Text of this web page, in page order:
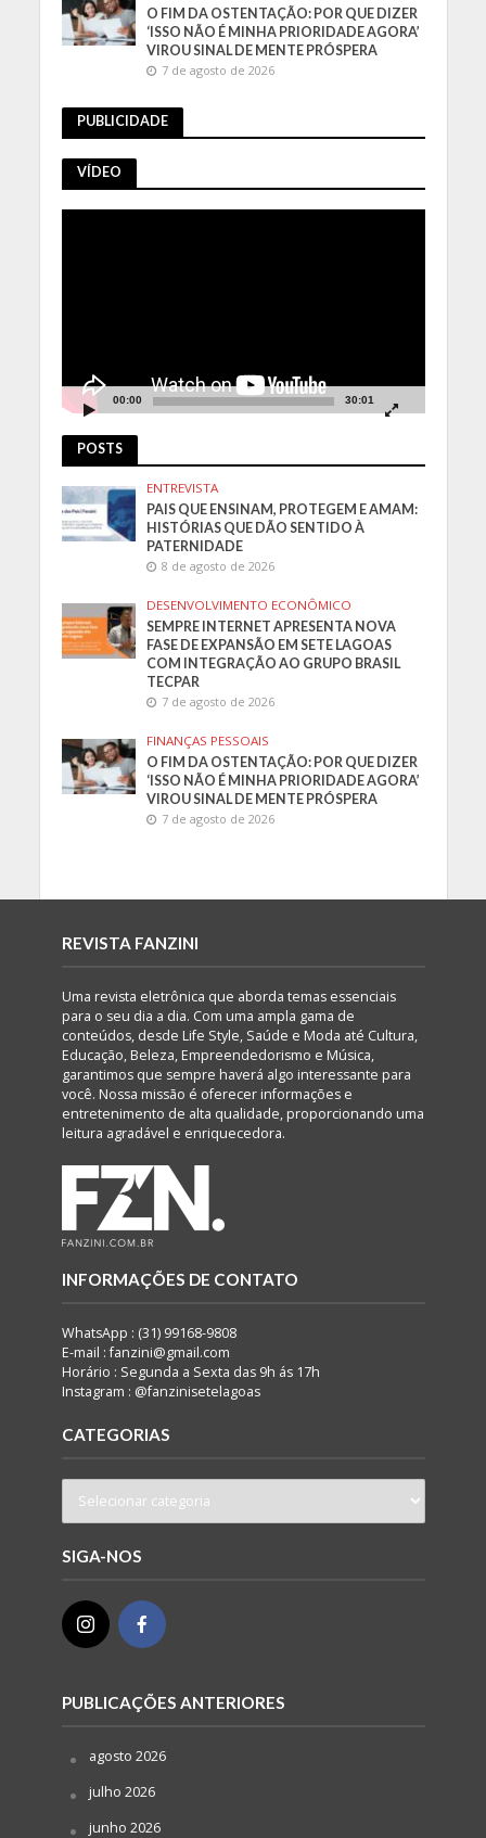
O FIM DA OSTENTAÇÃO: POR QUE DIZER
‘ISSO NÃO É MINHA PRIORIDADE AGORA’
VIROU SINAL DE MENTE PRÓSPERA
7 de agosto de 2026
PUBLICIDADE
VÍDEO
00:00 30:01
POSTS
ENTREVISTA
PAIS QUE ENSINAM, PROTEGEM E AMAM:
HISTÓRIAS QUE DÃO SENTIDO À
PATERNIDADE
8 de agosto de 2026
DESENVOLVIMENTO ECONÔMICO
SEMPRE INTERNET APRESENTA NOVA
FASE DE EXPANSÃO EM SETE LAGOAS
COM INTEGRAÇÃO AO GRUPO BRASIL
TECPAR
7 de agosto de 2026
FINANÇAS PESSOAIS
O FIM DA OSTENTAÇÃO: POR QUE DIZER
‘ISSO NÃO É MINHA PRIORIDADE AGORA’
VIROU SINAL DE MENTE PRÓSPERA
7 de agosto de 2026
REVISTA FANZINI
Uma revista eletrônica que aborda temas essenciais
para o seu dia a dia. Com uma ampla gama de
conteúdos, desde Life Style, Saúde e Moda até Cultura,
Educação, Beleza, Empreendedorismo e Música,
garantimos que sempre haverá algo interessante para
você. Nossa missão é oferecer informações e
entretenimento de alta qualidade, proporcionando uma
leitura agradável e enriquecedora.
INFORMAÇÕES DE CONTATO
WhatsApp : (31) 99168-9808
E-mail : fanzini@gmail.com
Horário : Segunda a Sexta das 9h ás 17h
Instagram : @fanzinisetelagoas
CATEGORIAS
SIGA-NOS
PUBLICAÇÕES ANTERIORES
agosto 2026
julho 2026
junho 2026